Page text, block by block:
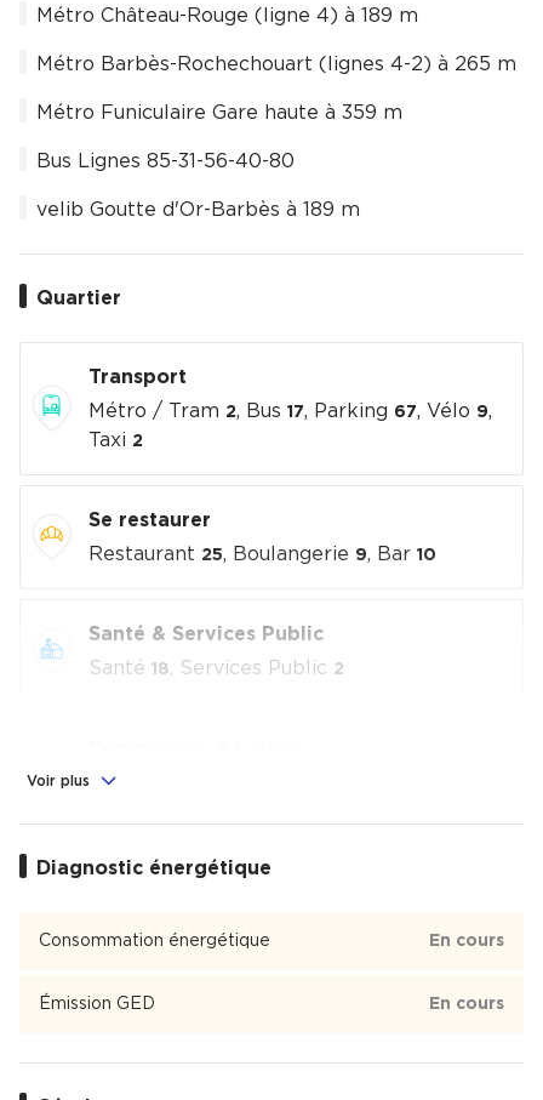
Métro Château-Rouge (ligne 4) à 189 m
Métro Barbès-Rochechouart (lignes 4-2) à 265 m
Métro Funiculaire Gare haute à 359 m
Bus Lignes 85-31-56-40-80
velib Goutte d'Or-Barbès à 189 m
Quartier
Transport
Métro / Tram 2, Bus 17, Parking 67, Vélo 9,
Taxi 2
Se restaurer
Restaurant 25, Boulangerie 9, Bar 10
Santé & Services Public
Santé 18, Services Public 2
Alimentation
du 18ème arrondissement de Paris dont 33 % des habitants
Voir plus
Diagnostic énergétique
Consommation énergétique En cours
Émission GED En cours